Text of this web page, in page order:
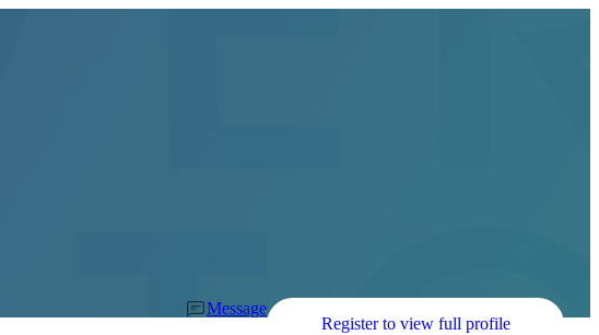
Message
Register to view full profile